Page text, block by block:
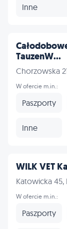
Inne
TauzenW...
Chorzowska
W ofercie m.in.:
Paszporty
Inne
WILK VET
Katowicka 45,
W ofercie m.in.:
Paszporty